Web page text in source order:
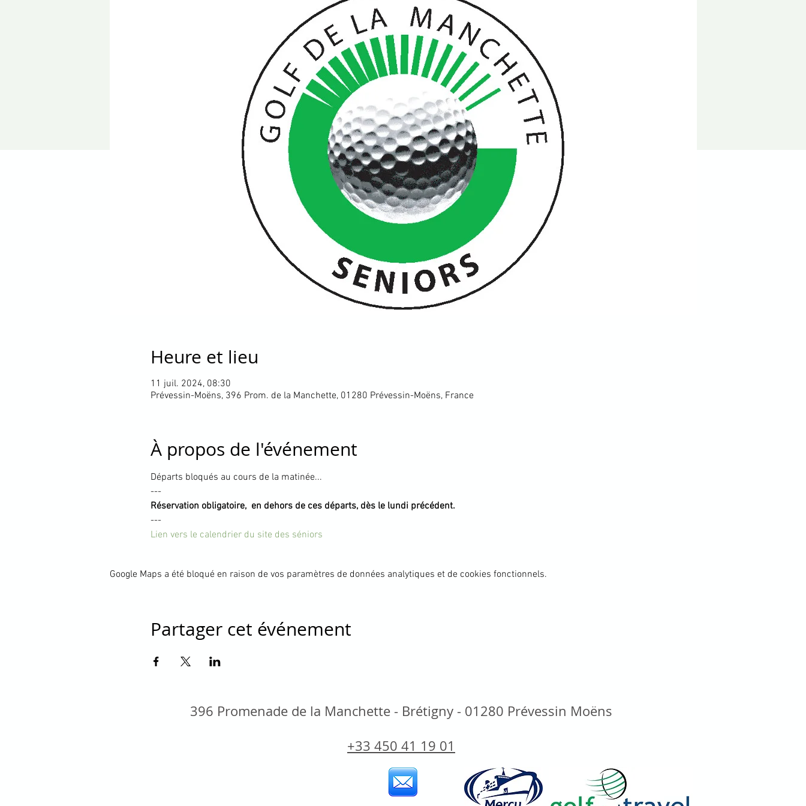
Heure et lieu
11 juil. 2024, 08:30
Prévessin-Moëns, 396 Prom. de la Manchette, 01280 Prévessin-Moëns, France
À propos de l'événement
Départs bloqués au cours de la matinée...
---
Réservation obligatoire,  en dehors de ces départs, dès le lundi précédent.
---
Lien vers le calendrier du site des séniors
Google Maps a été bloqué en raison de vos paramètres de données analytiques et de cookies fonctionnels.
Partager cet événement
396 Promenade de la Manchette - Brétigny - 01280 Prévessin Moëns
+33 450 41 19 01